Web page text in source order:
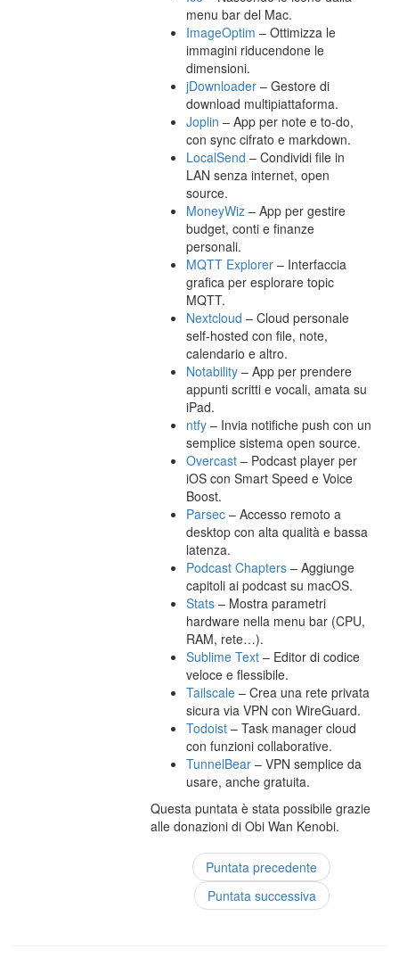
menu bar del Mac.
ImageOptim – Ottimizza le
immagini riducendone le
dimensioni.
jDownloader – Gestore di
download multipiattaforma.
Joplin – App per note e to-do,
con sync cifrato e markdown.
LocalSend – Condividi file in
LAN senza internet, open
source.
MoneyWiz – App per gestire
budget, conti e finanze
personali.
MQTT Explorer – Interfaccia
grafica per esplorare topic
MQTT.
Nextcloud – Cloud personale
self-hosted con file, note,
calendario e altro.
Notability – App per prendere
appunti scritti e vocali, amata su
iPad.
ntfy – Invia notifiche push con un
semplice sistema open source.
Overcast – Podcast player per
iOS con Smart Speed e Voice
Boost.
Parsec – Accesso remoto a
desktop con alta qualità e bassa
latenza.
Podcast Chapters – Aggiunge
capitoli ai podcast su macOS.
Stats – Mostra parametri
hardware nella menu bar (CPU,
RAM, rete…).
Sublime Text – Editor di codice
veloce e flessibile.
Tailscale – Crea una rete privata
sicura via VPN con WireGuard.
Todoist – Task manager cloud
con funzioni collaborative.
TunnelBear – VPN semplice da
usare, anche gratuita.
Questa puntata è stata possibile grazie
alle donazioni di Obi Wan Kenobi.
Puntata precedente
Puntata successiva